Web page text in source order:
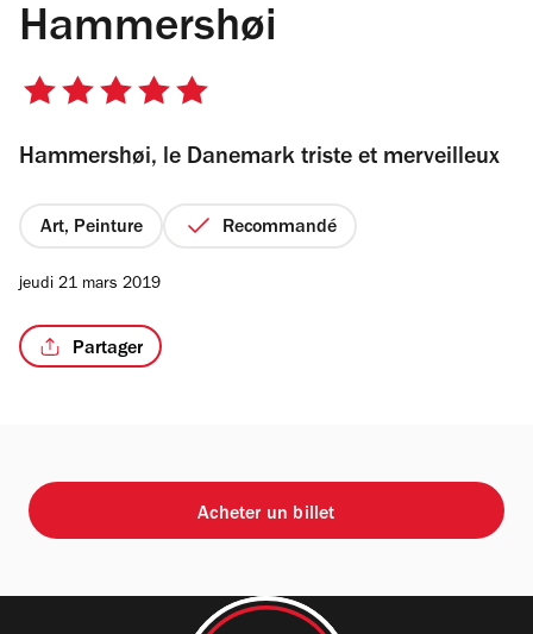
Hammershøi
5
5
Hammershøi, le Danemark triste et merveilleux
Art, Peinture Recommandé
jeudi 21 mars 2019
Partager
Acheter un billet